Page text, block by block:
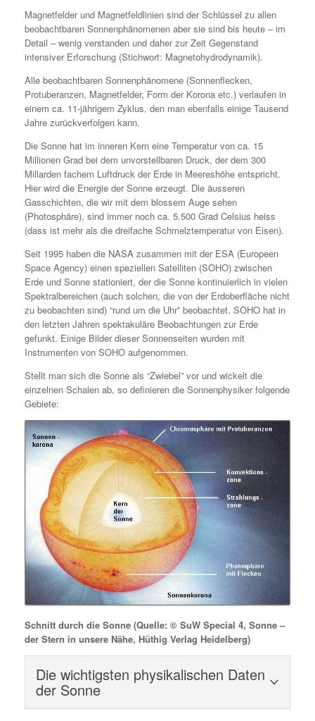
Magnetfelder und Magnetfeldlinien sind der Schlüssel zu allen
beobachtbaren Sonnenphänomenen aber sie sind bis heute – im
Detail – wenig verstanden und daher zur Zeit Gegenstand
intensiver Erforschung (Stichwort: Magnetohydrodynamik).
Alle beobachtbaren Sonnenphänomene (Sonnenflecken,
Protuberanzen, Magnetfelder, Form der Korona etc.) verlaufen in
einem ca. 11-jährigem Zyklus, den man ebenfalls einige Tausend
Jahre zurückverfolgen kann.
Die Sonne hat im inneren Kern eine Temperatur von ca. 15
Millionen Grad bei dem unvorstellbaren Druck, der dem 300
Millarden fachem Luftdruck der Erde in Meereshöhe entspricht.
Hier wird die Energie der Sonne erzeugt. Die äusseren
Gasschichten, die wir mit dem blossem Auge sehen
(Photosphäre), sind immer noch ca. 5.500 Grad Celsius heiss
(dass ist mehr als die dreifache Schmelztemperatur von Eisen).
Seit 1995 haben die NASA zusammen mit der ESA (Europeen
Space Agency) einen speziellen Satelliten (SOHO) zwischen
Erde und Sonne stationiert, der die Sonne kontinuierlich in vielen
Spektralbereichen (auch solchen, die von der Erdoberfläche nicht
zu beobachten sind) “rund um die Uhr” beobachtet. SOHO hat in
den letzten Jahren spektakuläre Beobachtungen zur Erde
gefunkt. Einige Bilder dieser Sonnenseiten wurden mit
Instrumenten von SOHO aufgenommen.
Stellt man sich die Sonne als “Zwiebel” vor und wickelt die
einzelnen Schalen ab, so definieren die Sonnenphysiker folgende
Gebiete:
Schnitt durch die Sonne (Quelle: © SuW Special 4, Sonne –
der Stern in unsere Nähe, Hüthig Verlag Heidelberg)
Die wichtigsten physikalischen Daten
der Sonne